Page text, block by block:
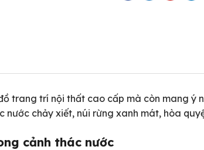
trang trí nội thất cao cấp mà còn mang
nước chảy xiết, núi rừng xanh mát, hòa
cảnh thác nước